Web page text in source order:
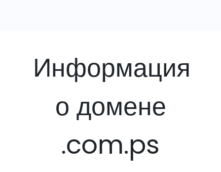
Информация
о домене
.com.ps